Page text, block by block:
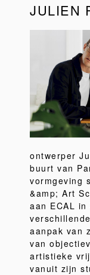
JULIEN
ontwerper
buurt van
vormgeving
&amp; Art
aan ECAL
aanpak van
van
artistieke
vanuit zijn